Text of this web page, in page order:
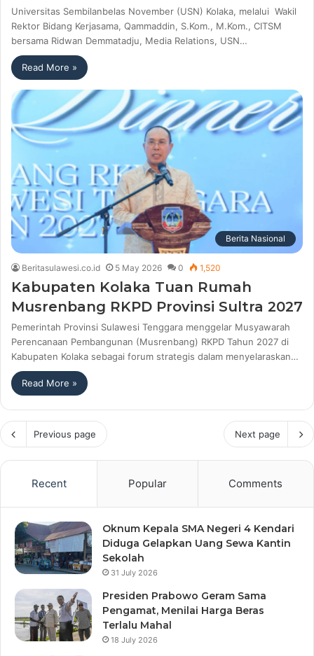
Universitas Sembilanbelas November (USN) Kolaka, melalui Wakil
Rektor Bidang Kerjasama, Qammaddin, S.Kom., M.Kom., CITSM
bersama Ridwan Demmatadju, Media Relations, USN…
Read More »
Berita Nasional
Beritasulawesi.co.id 5 May 2026 0 1,520
Kabupaten Kolaka Tuan Rumah
Musrenbang RKPD Provinsi Sultra 2027
Pemerintah Provinsi Sulawesi Tenggara menggelar Musyawarah
Perencanaan Pembangunan (Musrenbang) RKPD Tahun 2027 di
Kabupaten Kolaka sebagai forum strategis dalam menyelaraskan…
Read More »
Previous page Next page
Recent Popular Comments
Oknum Kepala SMA Negeri 4 Kendari
Diduga Gelapkan Uang Sewa Kantin
Sekolah
31 July 2026
Presiden Prabowo Geram Sama
Pengamat, Menilai Harga Beras
Terlalu Mahal
18 July 2026